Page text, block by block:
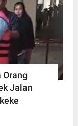
Orang
Jalan